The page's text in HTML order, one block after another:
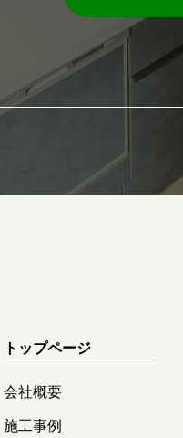
トップページ
会社概要
施工事例